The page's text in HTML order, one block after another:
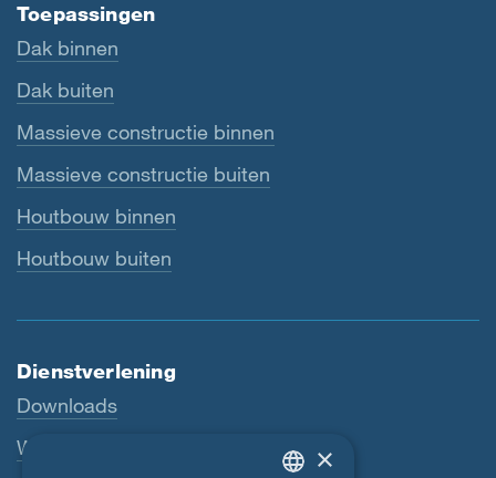
Toepassingen
Dak binnen
Dak buiten
Massieve constructie binnen
Massieve constructie buiten
Houtbouw binnen
Houtbouw buiten
Dienstverlening
Downloads
Webshop
×